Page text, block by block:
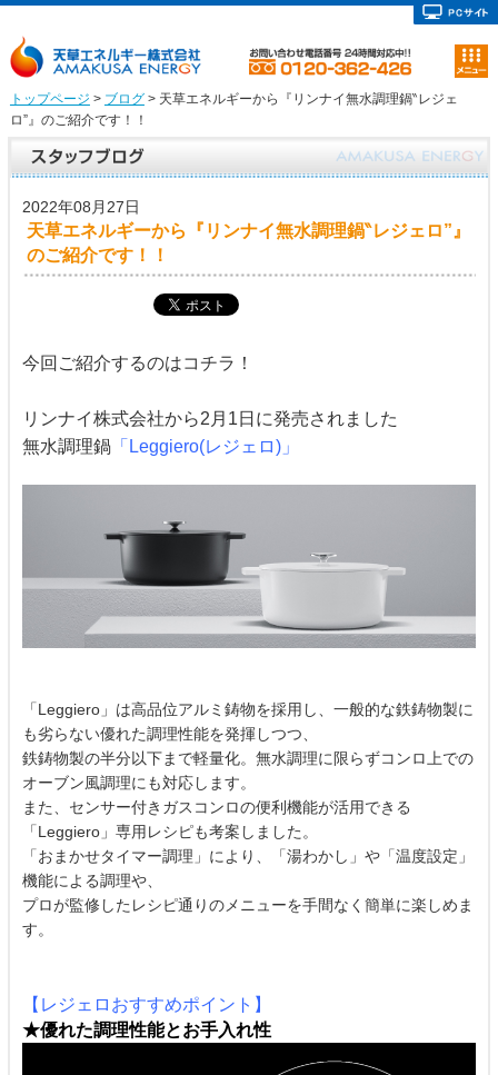
トップページ > ブログ> 天草エネルギーから『リンナイ無水調理鍋‶レジェ
ロ”』のご紹介です！！
2022年08月27日
天草エネルギーから『リンナイ無水調理鍋‶レジェロ”』
のご紹介です！！
今回ご紹介するのはコチラ！
リンナイ株式会社から2月1日に発売されました
無水調理鍋「Leggiero(レジェロ)」
「Leggiero」は高品位アルミ鋳物を採用し、一般的な鉄鋳物製に
も劣らない優れた調理性能を発揮しつつ、
鉄鋳物製の半分以下まで軽量化。無水調理に限らずコンロ上での
オーブン風調理にも対応します。
また、センサー付きガスコンロの便利機能が活用できる
「Leggiero」専用レシピも考案しました。
「おまかせタイマー調理」により、「湯わかし」や「温度設定」
機能による調理や、
プロが監修したレシピ通りのメニューを手間なく簡単に楽しめま
す。
【レジェロおすすめポイント】
★優れた調理性能とお手入れ性